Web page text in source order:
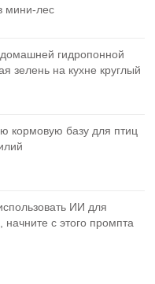
мини-лес
гидропонной
зелень на кухне круглый
кормовую базу для птиц
ИИ для
начните с этого промпта